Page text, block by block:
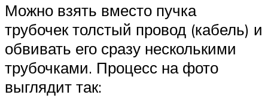
Можно взять вместо пучка
трубочек толстый провод (кабель) и
обвивать его сразу несколькими
трубочками. Процесс на фото
выглядит так: